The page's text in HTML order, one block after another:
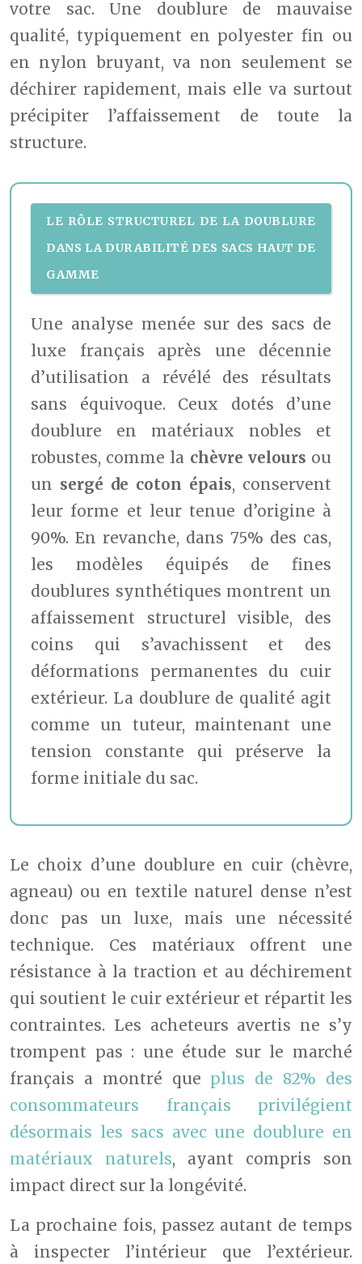
votre sac. Une doublure de mauvaise
qualité, typiquement en polyester fin ou
en nylon bruyant, va non seulement se
déchirer rapidement, mais elle va surtout
précipiter l’affaissement de toute la
structure.
LE RÔLE STRUCTUREL DE LA DOUBLURE
DANS LA DURABILITÉ DES SACS HAUT DE
GAMME
Une analyse menée sur des sacs de
luxe français après une décennie
d’utilisation a révélé des résultats
sans équivoque. Ceux dotés d’une
doublure en matériaux nobles et
robustes, comme la chèvre velours ou
un sergé de coton épais, conservent
leur forme et leur tenue d’origine à
90%. En revanche, dans 75% des cas,
les modèles équipés de fines
doublures synthétiques montrent un
affaissement structurel visible, des
coins qui s’avachissent et des
déformations permanentes du cuir
extérieur. La doublure de qualité agit
comme un tuteur, maintenant une
tension constante qui préserve la
forme initiale du sac.
Le choix d’une doublure en cuir (chèvre,
agneau) ou en textile naturel dense n’est
donc pas un luxe, mais une nécessité
technique. Ces matériaux offrent une
résistance à la traction et au déchirement
qui soutient le cuir extérieur et répartit les
contraintes. Les acheteurs avertis ne s’y
trompent pas : une étude sur le marché
français a montré que plus de 82% des
consommateurs français privilégient
désormais les sacs avec une doublure en
matériaux naturels, ayant compris son
impact direct sur la longévité.
La prochaine fois, passez autant de temps
à inspecter l’intérieur que l’extérieur.